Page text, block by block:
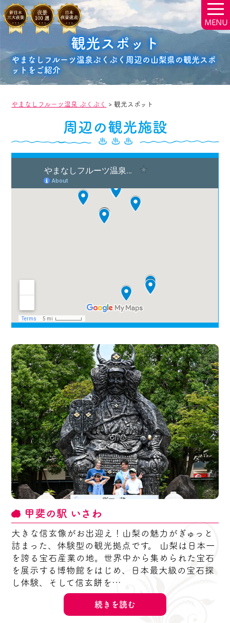
観光スポット
やまなしフルーツ温泉ぷくぷく周辺の山梨県の観光スポ
ットをご紹介
やまなしフルーツ温泉 ぷくぷく > 観光スポット
周辺の観光施設
甲斐の駅 いさわ
大きな信玄像がお出迎え！山梨の魅力がぎゅっと
詰まった、体験型の観光拠点です。 山梨は日本一
を誇る宝石産業の地。世界中から集められた宝石
を展示する博物館をはじめ、日本最大級の宝石探
し体験、そして信玄餅を…
続きを読む